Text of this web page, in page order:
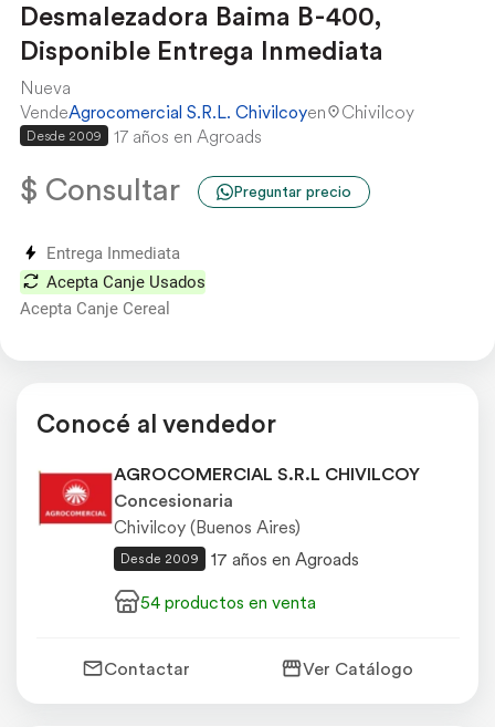
Desmalezadora Baima B-400,
Disponible Entrega Inmediata
Nueva
VendeAgrocomercial S.R.L. Chivilcoyen Chivilcoy
Desde 2009 17 años en Agroads
$ Consultar Preguntar precio
Entrega Inmediata
Acepta Canje Usados
Acepta Canje Cereal
Conocé al vendedor
AGROCOMERCIAL S.R.L CHIVILCOY
Concesionaria
Chivilcoy (Buenos Aires)
Desde 2009
17 años en Agroads
54 productos en venta
Contactar Ver Catálogo